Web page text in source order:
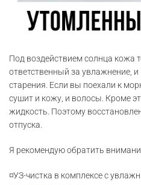
Под воздействием солнца кожа
ответственный за увлажнение,
старения. Если вы поехали к
сушит и кожу, и волосы. Кроме
жидкость. Поэтому
отпуска.
Я рекомендую обратить
◽УЗ-чистка в комплексе с